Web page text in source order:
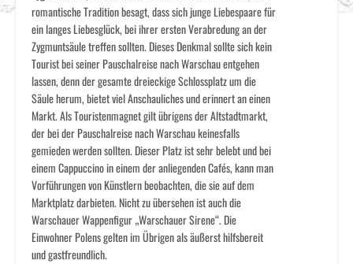
romantische Tradition besagt, dass sich junge Liebespaare für
ein langes Liebesglück, bei ihrer ersten Verabredung an der
Zygmuntsäule treffen sollten. Dieses Denkmal sollte sich kein
Tourist bei seiner Pauschalreise nach Warschau entgehen
lassen, denn der gesamte dreieckige Schlossplatz um die
Säule herum, bietet viel Anschauliches und erinnert an einen
Markt. Als Touristenmagnet gilt übrigens der Altstadtmarkt,
der bei der Pauschalreise nach Warschau keinesfalls
gemieden werden sollten. Dieser Platz ist sehr belebt und bei
einem Cappuccino in einem der anliegenden Cafés, kann man
Vorführungen von Künstlern beobachten, die sie auf dem
Marktplatz darbieten. Nicht zu übersehen ist auch die
Warschauer Wappenfigur „Warschauer Sirene“. Die
Einwohner Polens gelten im Übrigen als äußerst hilfsbereit
und gastfreundlich.